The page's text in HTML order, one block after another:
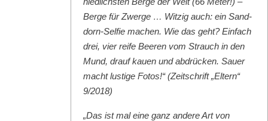
Berge für Zwerge … Witzig auch: ein Sand­
dorn-Self­ie machen. Wie das geht? Ein­fach
drei, vier reife Beeren vom Strauch in den
Mund, drauf kauen und abdrück­en. Sauer
macht lustige Fotos!“ (Zeitschrift „Eltern“
9/2018)
„Das ist mal eine ganz andere Art von